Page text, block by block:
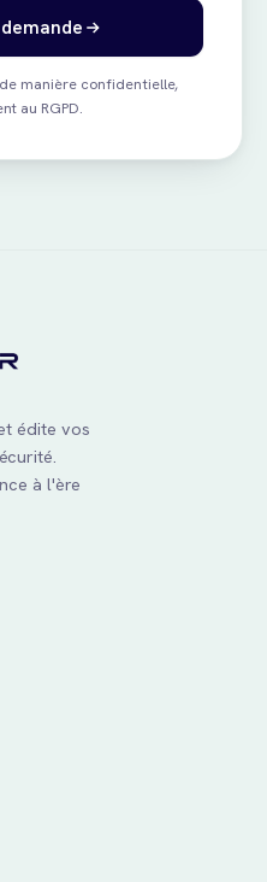
manière confidentielle,
au RGPD.
édite vos
à l'ère